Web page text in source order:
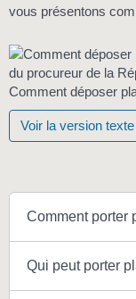
vous présentons
Comment déposer
Voir la version texte
Comment porter
Qui peut porter